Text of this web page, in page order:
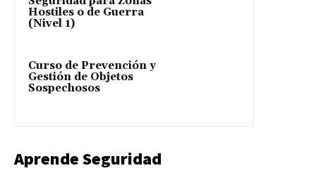
Hostiles o de Guerra
(Nivel 1)
Curso de Prevención y
Gestión de Objetos
Sospechosos
Aprende Seguridad